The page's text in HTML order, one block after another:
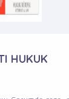
HUKUK